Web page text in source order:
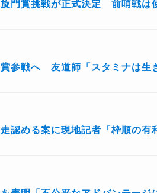
門賞挑戦が正式決定 前哨戦は
参戦へ 友道師「スタミナは生
認める案に現地記者「枠順の